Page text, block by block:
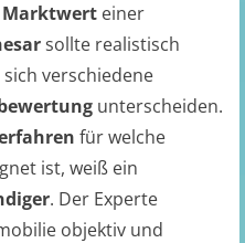
Marktwert einer
sollte realistisch
verschiedene
unterscheiden.
für welche
ist, weiß ein
. Der Experte
objektiv und